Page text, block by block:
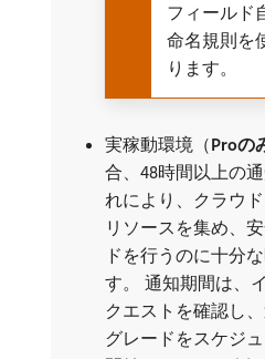
フィールド
命名規則を
ります。
実稼動環境（Proの
合、48時間以上の
れにより、クラウ
リソースを集め、
ドを行うのに十分
す。 通知期間は、
クエストを確認し
グレードをスケジ